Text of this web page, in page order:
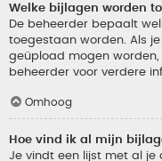
Welke bijlagen worden
De beheerder bepaalt
toegestaan worden. Als
geüpload mogen
beheerder voor verdere
Omhoog
Hoe vind ik al mijn
Je vindt een lijst met al